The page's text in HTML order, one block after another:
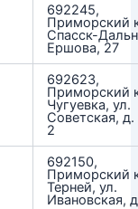
692245,
Приморский
Спасск-
Ершова, 27
692623,
Приморский
Чугуевка, ул.
Советская, д.
2
692150,
Приморский
Терней, ул.
Ивановская,